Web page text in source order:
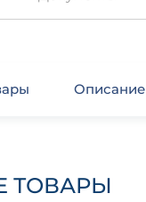
Описание
ТОВАРЫ